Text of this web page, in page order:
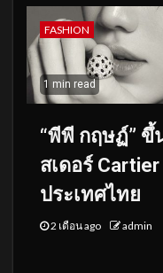
FASHION
1 min read
“พีพี กฤษฏ์”
สเดอร์
ประเทศไทย
2 เดือน ago admin